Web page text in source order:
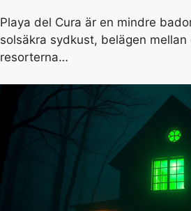
Playa del Cura är en mindre
solsäkra sydkust, belägen
resorterna…